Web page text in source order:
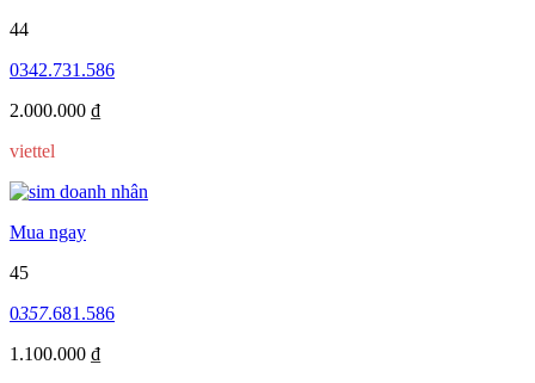
44
0342.731.586
2.000.000 ₫
viettel
Mua ngay
45
0357.681.586
1.100.000 ₫